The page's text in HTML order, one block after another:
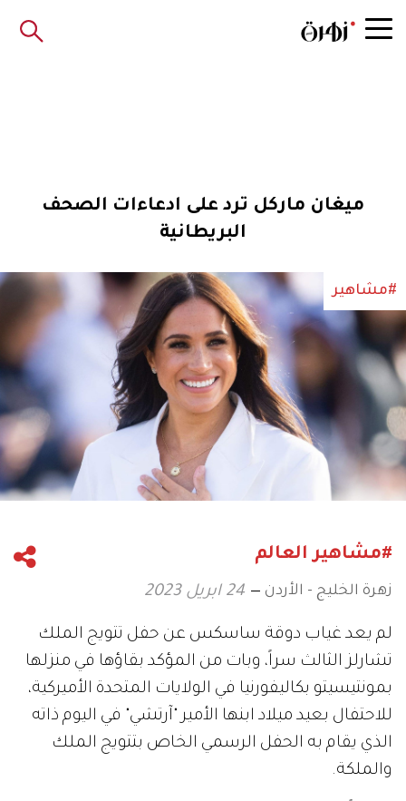
ميغان ماركل ترد على ادعاءات الصحف
البريطانية
#مشاهير
#مشاهير العالم
زهرة الخليج - الأردن 24 ابريل 2023
لم يعد غياب دوقة ساسكس عن حفل تتويج الملك
تشارلز الثالث سراً، وبات من المؤكد بقاؤها في منزلها
بمونتيسيتو بكاليفورنيا في الولايات المتحدة الأميركية،
للاحتفال بعيد ميلاد ابنها الأمير "آرتشي" في اليوم ذاته
الذي يقام به الحفل الرسمي الخاص بتتويج الملك
والملكة.